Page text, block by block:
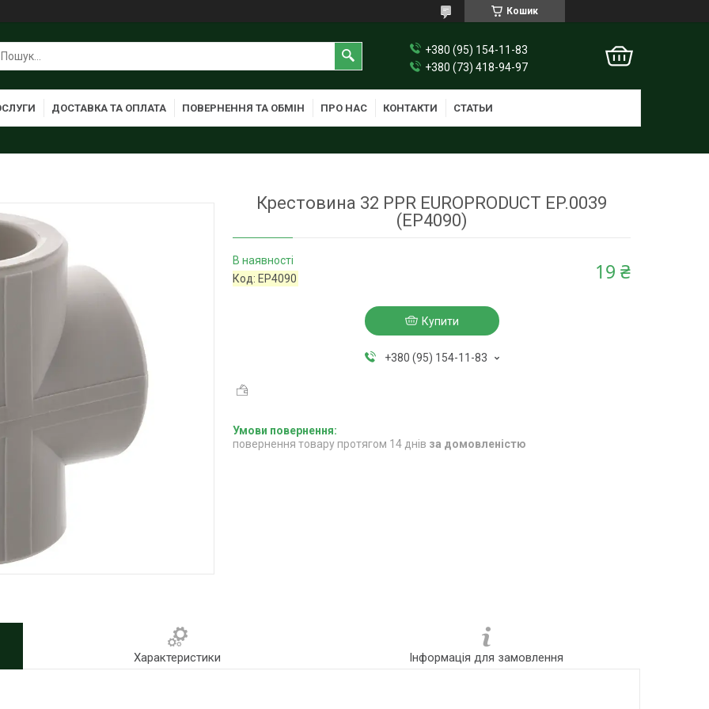
Кошик
+380 (95) 154-11-83
+380 (73) 418-94-97
ДОСТАВКА ТА ОПЛАТА ПОВЕРНЕННЯ ТА ОБМІН ПРО НАС КОНТАКТИ СТАТЬИ
Крестовина 32 PPR EUROPRODUCT EP.0039
(EP4090)
В наявності
Код: EP4090 19 ₴
Купити
+380 (95) 154-11-83
повернення товару протягом 14 днів за домовленістю
Характеристики Інформація для замовлення